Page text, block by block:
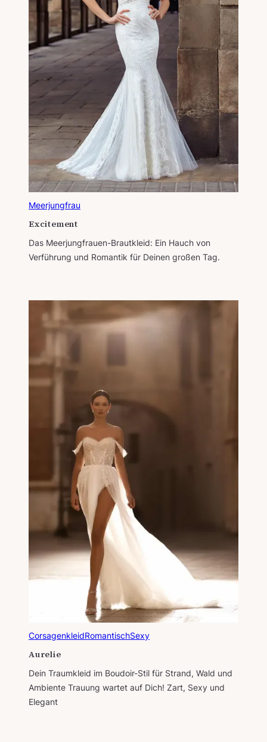
Meerjungfrau
Excitement
Das Meerjungfrauen-Brautkleid: Ein Hauch von
Verführung und Romantik für Deinen großen Tag.
CorsagenkleidRomantischSexy
Aurelie
Dein Traumkleid im Boudoir-Stil für Strand, Wald und
Ambiente Trauung wartet auf Dich! Zart, Sexy und
Elegant